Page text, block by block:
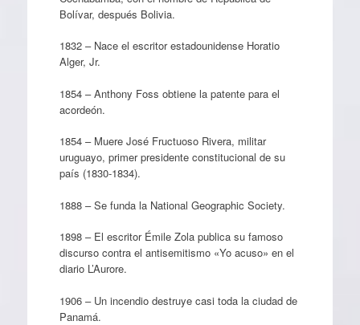
Bolívar, después Bolivia.
1832 – Nace el escritor estadounidense Horatio
Alger, Jr.
1854 – Anthony Foss obtiene la patente para el
acordeón.
1854 – Muere José Fructuoso Rivera, militar
uruguayo, primer presidente constitucional de su
país (1830-1834).
1888 – Se funda la National Geographic Society.
1898 – El escritor Émile Zola publica su famoso
discurso contra el antisemitismo «Yo acuso» en el
diario L’Aurore.
1906 – Un incendio destruye casi toda la ciudad de
Panamá.